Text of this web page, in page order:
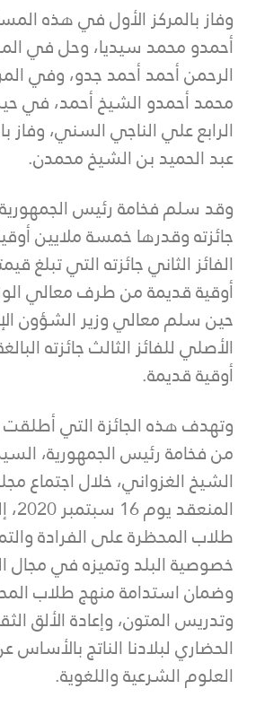
وفاز بالمركز الأول في هذه
أحمدو محمد سيديا، وحل في
الرحمن أحمد أحمد جدو، وفي
محمد أحمدو الشيخ أحمد، في
الرابع علي الناجي السني، وفاز
عبد الحميد بن الشيخ محمدن.
وقد سلم فخامة رئيس الجمهورية
جائزته وقدرها خمسة ملايين
الفائز الثاني جائزته التي تبلغ
أوقية قديمة من طرف معالي
حين سلم معالي وزير الشؤون
الأصلي للفائز الثالث جائزته
أوقية قديمة.
وتهدف هذه الجائزة التي
من فخامة رئيس الجمهورية،
الشيخ الغزواني، خلال اجتماع
طلاب المحظرة على الفرادة
خصوصية البلد وتميزه في مجال
وضمان استدامة منهج طلاب
وتدريس المتون، وإعادة الألق
الحضاري لبلادنا الناتج بالأساس
العلوم الشرعية واللغوية.